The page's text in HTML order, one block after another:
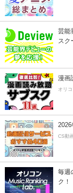
芸能
スク
漫画
オリ
2026
CS動
毎週
ク！